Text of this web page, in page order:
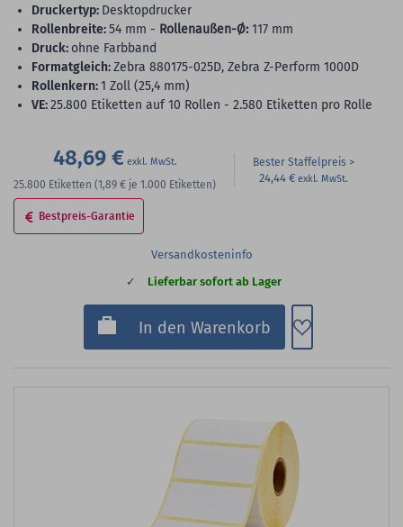
Druckertyp: Desktopdrucker
Rollenbreite:54 mm - Rollenaußen-Ø: 117 mm
Druck: ohne Farbband
Formatgleich:Zebra 880175-025D, Zebra Z-Perform 1000D
Rollenkern:1 Zoll (25,4 mm)
VE:25.800 Etiketten auf 10 Rollen - 2.580 Etiketten pro Rolle
48,69 €
25.800 Etiketten (1,89 € je 1.000 Etiketten)
Bester Staffelpreis
24,44 €
Bestpreis-Garantie
Versandkosteninfo
Lieferbar sofort ab Lager
In den Warenkorb Zum